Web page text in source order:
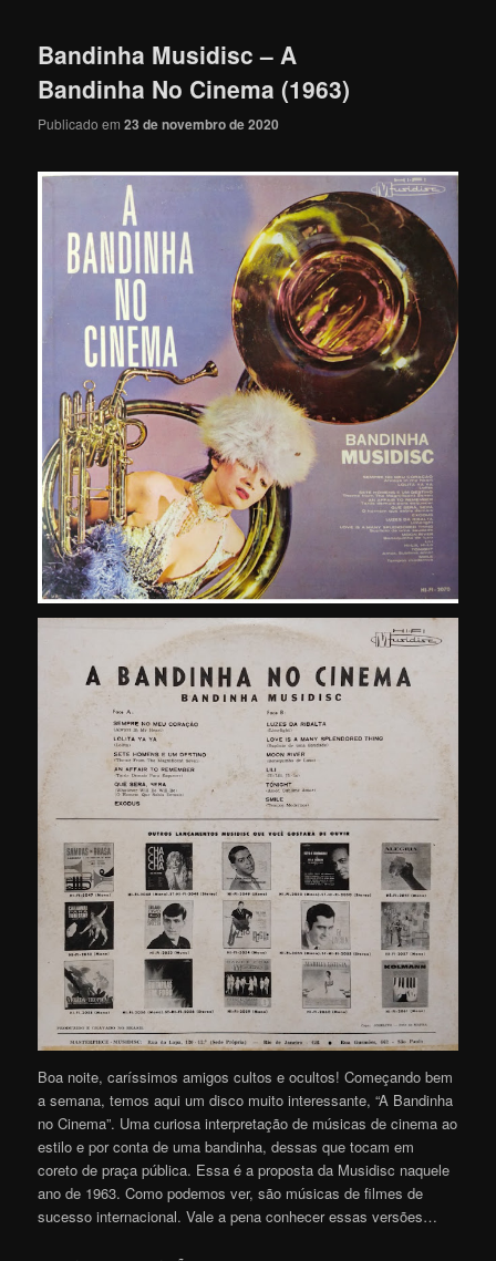
Bandinha Musidisc – A
Bandinha No Cinema (1963)
Publicado em23 de novembro de 2020
Boa noite, caríssimos amigos cultos e ocultos! Começando bem
a semana, temos aqui um disco muito interessante, “A Bandinha
no Cinema”. Uma curiosa interpretação de músicas de cinema ao
estilo e por conta de uma bandinha, dessas que tocam em
coreto de praça pública. Essa é a proposta da Musidisc naquele
ano de 1963. Como podemos ver, são músicas de filmes de
sucesso internacional. Vale a pena conhecer essas versões…